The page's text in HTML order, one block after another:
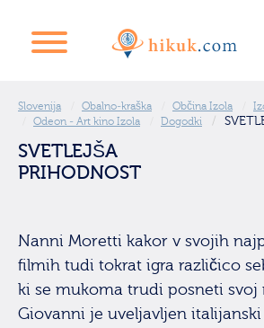
Slovenija Obalno-kraška Občina Izola
Odeon - Art kino Izola
Dogodki
SVETLEJŠA
PRIHODNOST
Nanni Moretti kakor v svojih
filmih tudi tokrat igra različico
ki se mukoma trudi posneti svoj
Giovanni je uveljavljen